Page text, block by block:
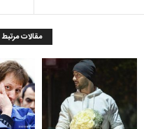
مقالات مرتبط